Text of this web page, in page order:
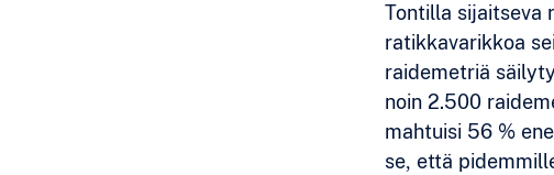
Tontilla sijaitseva
ratikkavarikkoa
raidemetriä
noin 2.500
mahtuisi 56 %
se, että